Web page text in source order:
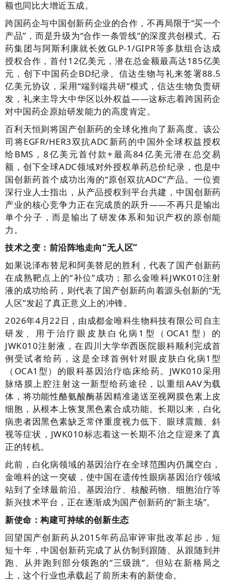
额也同比大增近五成。
跨国药企与中国创新药企业的合作，不再局限于“买一个
产品”，而是升级为“合作一条管线”的深度共创模式。石
药集团与阿斯利康就长效GLP-1/GIPR等多肽组合达成
授权合作，首付12亿美元，潜在总金额最高达185亿美
元，创下中国药企BD纪录。信达生物与礼来签署88.5
亿美元协议，采用“端到端共研”模式，信达生物负责研
发，礼来主导大中华区以外权益——这标志着跨国药企
对中国药企原始研发能力的高度肯定。
百利天恒则将国产创新药的全球化推向了新高度。该公
司将EGFR/HER3双抗ADC新药的中国外全球权益授权
给BMS，8亿美元首付款+最高84亿美元潜在总交易
额，创下全球ADC领域对外授权单药总价纪录，也是中
国创新药首个成功出海的“原创双抗ADC”产品。一位资
深行业人士指出，从产品授权到平台共建，中国创新药
产业的核心竞争力正在完成质的跃升——不再只是输出
单个分子，而是输出了研发体系和知识产权的原创能
力。
技术之变：前沿阵地走向“无人区”
如果说泽布替尼和阿美替尼的胜利，代表了国产创新药
在成熟靶点上的“补位”成功；那么金唯科JWK010注射
液的成功给药，则代表了国产创新药向着源头创新的“无
人区”发起了真正意义上的冲锋。
2026年4月22日，由成都金唯科生物科技有限公司自主
研发、用于治疗眼皮肤白化病1型（OCA1型）的
JWK010注射液，在四川大学华西医院眼科顺利完成首
例受试者给药，这是全球首例针对眼皮肤白化病1型
（OCA1型）的眼科基因治疗临床给药。JWK010采用
脉络膜上腔注射这一新型给药途径，以重组AAV为载
体，将功能性酪氨酸酶基因精准递送至视网膜色素上皮
细胞，从根本上恢复黑色素合成功能。长期以来，白化
病患者因黑色素缺乏常伴重度视力低下、眼球震颤、斜
视等症状，JWK010标志着这一长期不治之症迎来了真
正的转机。
此前，白化病领域的基因治疗在全球范围内仍属空白，
金唯科的这一突破，使中国在遗传性眼病基因治疗领域
站到了全球最前沿。基因治疗、核酸药物、细胞治疗等
新兴技术平台，正在逐渐成为国产创新药的“新主场”。
新使命：构建可持续的创新生态
回望国产创新药从2015年药品审评审批改革起步，短
短十年，中国创新药完成了从仿制到跟随、从跟随到并
跑、从并跑到部分领跑的“三级跳”。但站在新格局之
上，这个行业也承载起了前所未有的新使命。